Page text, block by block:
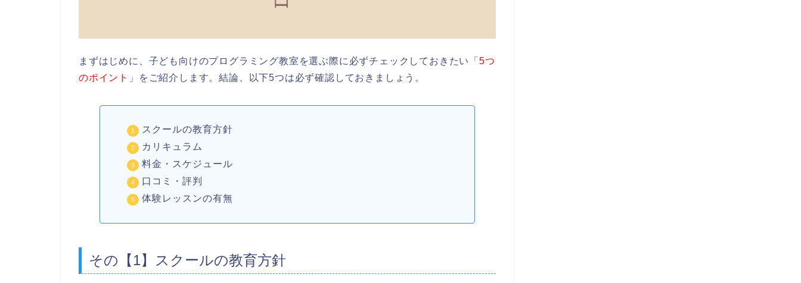
まずはじめに、子ども向けのプログラミング教室を選ぶ際に必ずチェックしておきたい「 5つ
のポイント
」をご紹介します。結論、以下5つは必ず確認しておきましょう。
スクールの教育方針
カリキュラム
料金・スケジュール
口コミ・評判
体験レッスンの有無
その【1】スクールの教育方針